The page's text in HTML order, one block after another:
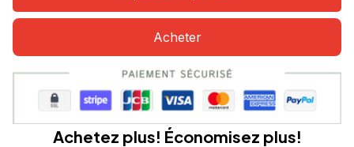
Acheter
Achetez plus! Économisez plus!